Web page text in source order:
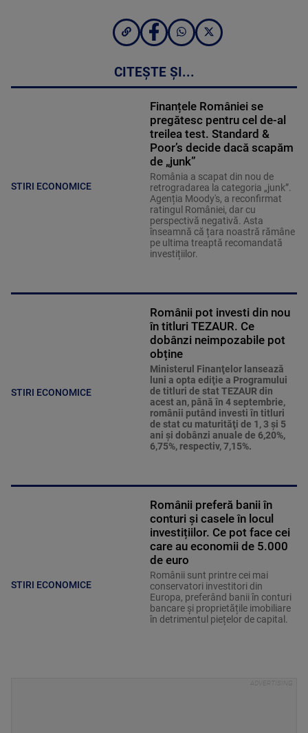
CITEȘTE ȘI...
STIRI ECONOMICE
Finanțele României se
pregătesc pentru cel de-al
treilea test. Standard &
Poor’s decide dacă scapăm
de „junk”
România a scapat din nou de
retrogradarea la categoria „junk”.
Agenția Moody's, a reconfirmat
ratingul României, dar cu
perspectivă negativă. Asta
înseamnă că țara noastră rămâne
pe ultima treaptă recomandată
investițiilor.
STIRI ECONOMICE
Românii pot investi din nou
în titluri TEZAUR. Ce
dobânzi neimpozabile pot
obține
Ministerul Finanţelor lansează
luni a opta ediţie a Programului
de titluri de stat TEZAUR din
acest an, până în 4 septembrie,
românii putând investi în titluri
de stat cu maturităţi de 1, 3 şi 5
ani şi dobânzi anuale de 6,20%,
6,75%, respectiv, 7,15%.
STIRI ECONOMICE
Românii preferă banii în
conturi și casele în locul
investițiilor. Ce pot face cei
care au economii de 5.000
de euro
Românii sunt printre cei mai
conservatori investitori din
Europa, preferând banii în conturi
bancare și proprietățile imobiliare
în detrimentul piețelor de capital.